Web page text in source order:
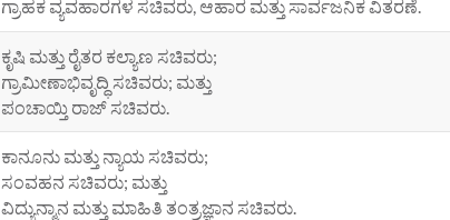
ಗ್ರಾಹಕ ವ್ಯವಹಾರಗಳ ಸಚಿವರು, ಆಹಾರ ಮತ್ತು ಸಾರ್ವಜನಿಕ ವಿತರಣೆ.
ಕೃಷಿ ಮತ್ತು ರೈತರ ಕಲ್ಯಾಣ ಸಚಿವರು;
ಗ್ರಾಮೀಣಾಭಿವೃದ್ಧಿ ಸಚಿವರು; ಮತ್ತು
ಪಂಚಾಯ್ತಿ ರಾಜ್ ಸಚಿವರು.
ಕಾನೂನು ಮತ್ತು ನ್ಯಾಯ ಸಚಿವರು;
ಸಂವಹನ ಸಚಿವರು; ಮತ್ತು
ವಿದ್ಯುನ್ಮಾನ ಮತ್ತು ಮಾಹಿತಿ ತಂತ್ರಜ್ಞಾನ ಸಚಿವರು.